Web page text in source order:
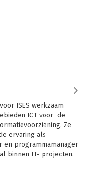
ISES werkzaam
ICT voor  de
Ze
ervaring als
en programmamanager
binnen IT- projecten.